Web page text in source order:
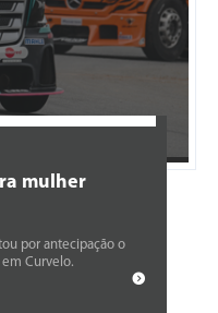
mulher
por antecipação o
Curvelo.